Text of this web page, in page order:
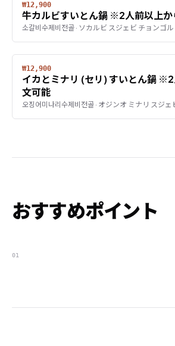
₩12,900
牛カルビすいとん鍋 ※2人前以上か
소갈비수제비전골 · ソカルビ スジェビ チョンゴル
₩12,900
イカとミナリ (セリ) すいとん鍋
文可能
오징어미나리수제비전골 · オジンオ ミナリ スジ
おすすめポイント
01